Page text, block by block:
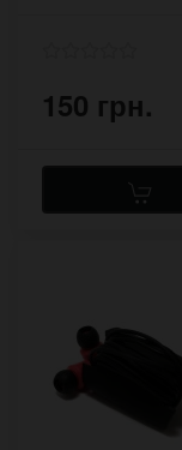
150 грн.